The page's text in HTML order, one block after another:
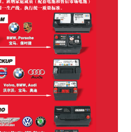
ISO 14001德文